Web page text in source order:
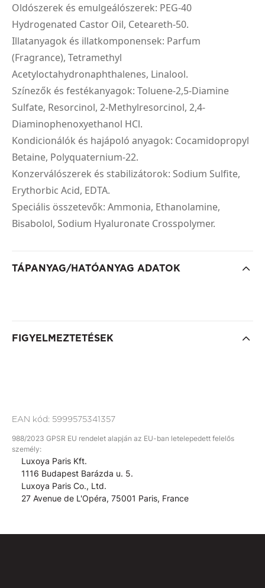
Oldószerek és emulgeálószerek: PEG-40
Hydrogenated Castor Oil, Ceteareth-50.
Illatanyagok és illatkomponensek: Parfum
(Fragrance), Tetramethyl
Acetyloctahydronaphthalenes, Linalool.
Színezők és festékanyagok: Toluene-2,5-Diamine
Sulfate, Resorcinol, 2-Methylresorcinol, 2,4-
Diaminophenoxyethanol HCl.
Kondicionálók és hajápoló anyagok: Cocamidopropyl
Betaine, Polyquaternium-22.
Konzerválószerek és stabilizátorok: Sodium Sulfite,
Erythorbic Acid, EDTA.
Speciális összetevők: Ammonia, Ethanolamine,
Bisabolol, Sodium Hyaluronate Crosspolymer.
TÁPANYAG/HATÓANYAG ADATOK
FIGYELMEZTETÉSEK
EAN kód: 5999575341357
988/2023 GPSR EU rendelet alapján az EU-ban letelepedett felelős
személy:
Luxoya Paris Kft.
1116 Budapest Barázda u. 5.
Luxoya Paris Co., Ltd.
27 Avenue de L'Opéra, 75001 Paris, France